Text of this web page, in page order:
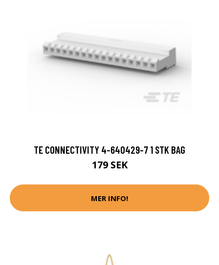
TE CONNECTIVITY 4-640429-7 1 STK BAG
179 SEK
MER INFO!